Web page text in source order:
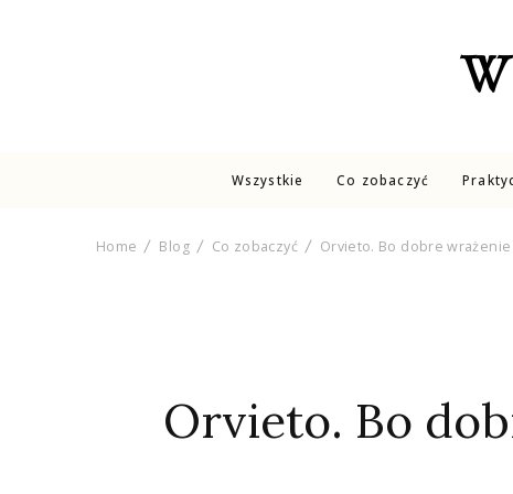
Wszystkie Co zobaczyć
Home Blog Co zobaczyć Orvieto. Bo dobre
Orvieto. Bo